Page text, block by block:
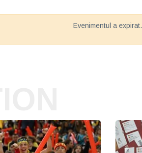
Evenimentul a expirat.